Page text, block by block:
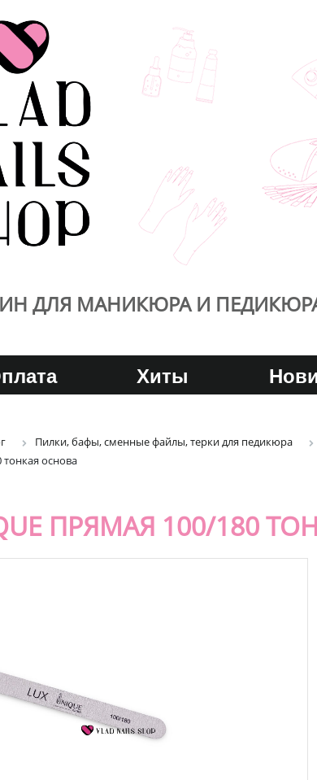
ДЛЯ МАНИКЮРА И
Хиты
Пилки, бафы, сменные файлы, терки для педикюра
основа
ПРЯМАЯ 100/180